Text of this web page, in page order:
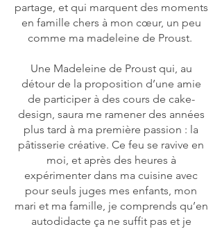
partage, et qui marquent des moments
en famille chers à mon cœur, un peu
comme ma madeleine de Proust.
Une Madeleine de Proust qui, au
détour de la proposition d’une amie
de participer à des cours de cake-
design, saura me ramener des années
plus tard à ma première passion : la
pâtisserie créative. Ce feu se ravive en
moi, et après des heures à
expérimenter dans ma cuisine avec
pour seuls juges mes enfants, mon
mari et ma famille, je comprends qu’en
autodidacte ça ne suffit pas et je